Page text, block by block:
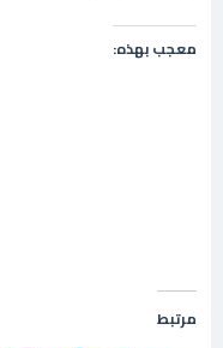
معجب بهذه:
مرتبط